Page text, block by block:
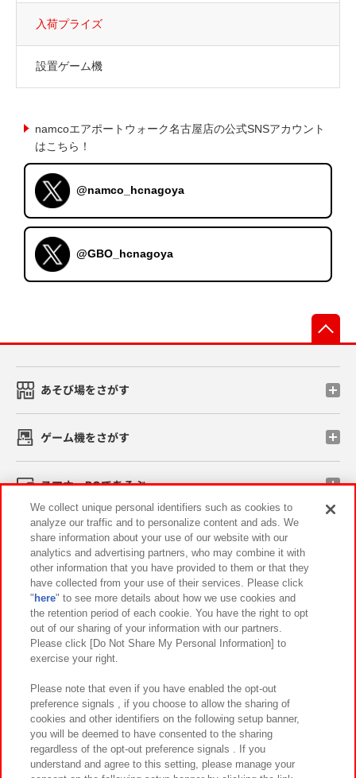
入荷プライズ
設置ゲーム機
namcoエアポートウォーク名古屋店の公式SNSアカウント
はこちら！
@namco_hcnagoya
@GBO_hcnagoya
あそび場をさがす
ゲーム機をさがす
スマホ・PCであそぶ
イベント・キャンペーン
関連会社 サステナビリティ サイトポリシー
プライバシーポリシー ウェブアクセシビリティ方針と検証結果
お取引先さまとともに
カスタマーハラスメント対応方針 よくあるご質問・お問い合わせ
We collect unique personal identifiers such as cookies to
analyze our traffic and to personalize content and ads. We
share information about your use of our website with our
analytics and advertising partners, who may combine it with
other information that you have provided to them or that they
have collected from your use of their services. Please click
" here" to see more details about how we use cookies and
the retention period of each cookie. You have the right to opt
out of our sharing of your information with our partners.
Please click [Do Not Share My Personal Information] to
exercise your right.
Please note that even if you have enabled the opt-out
preference signals , if you choose to allow the sharing of
cookies and other identifiers on the following setup banner,
you will be deemed to have consented to the sharing
regardless of the opt-out preference signals . If you
understand and agree to this setting, please manage your